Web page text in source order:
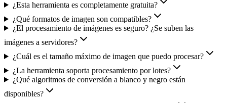
¿Esta herramienta es completamente gratuita?
¿Qué formatos de imagen son compatibles?
¿El procesamiento de imágenes es seguro? ¿Se suben las
imágenes a servidores?
¿Cuál es el tamaño máximo de imagen que puedo procesar?
¿La herramienta soporta procesamiento por lotes?
¿Qué algoritmos de conversión a blanco y negro están
disponibles?